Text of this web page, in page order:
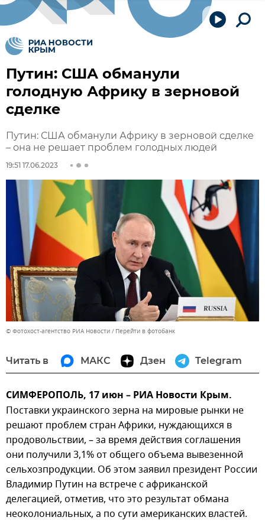
Путин: США обманули
голодную Африку в зерновой
сделке
Путин: США обманули Африку в зерновой сделке
– она не решает проблем голодных людей
19:51 17.06.2023
© Фотохост-агентство РИА Новости Перейти в фотобанк
Читать в МАКС Дзен Telegram
СИМФЕРОПОЛЬ, 17 июн – РИА Новости Крым.
Поставки украинского зерна на мировые рынки не
решают проблем стран Африки, нуждающихся в
продовольствии, – за время действия соглашения
они получили 3,1% от общего объема вывезенной
сельхозпродукции. Об этом заявил президент России
Владимир Путин на встрече с африканской
делегацией, отметив, что это результат обмана
неоколониальных, а по сути американских властей.